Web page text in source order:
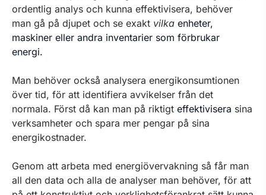
ordentlig analys och kunna effektivisera, behöver
man gå på djupet och se exakt vilka enheter,
maskiner eller andra inventarier som förbrukar
energi.
Man behöver också analysera energikonsumtionen
över tid, för att identifiera avvikelser från det
normala. Först då kan man på riktigt effektivisera sina
verksamheter och spara mer pengar på sina
energikostnader.
Genom att arbeta med energiövervakning så får man
all den data och alla de analyser man behöver, för att